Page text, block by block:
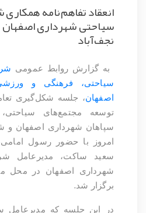
انعقاد تفاهم‌نامه
سیاحتی شهرداری اصفهان
نجف‌آباد
به گزارش روابط عمومی
سیاحتی، فرهنگی و ورزشی
اصفهان، جلسه شکل‌گیری
توسعه مجتمع‌های
سپاهان شهرداری اصفهان و
امروز با حضور رسول امامی،
سعید ساکت، مدیرعامل
شهرداری اصفهان در محل
برگزار شد.
در این جلسه که مدیرعامل